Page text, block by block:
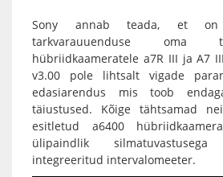
Sony annab teada, et on
tarkvarauuenduse oma
hübriidkaameratele a7R III jaA7 III
v3.00 pole lihtsalt vigade
edasiarendus mis toob
täiustused. Kõige tähtsamad
esitletud a6400
ülipaindlik
integreeritud intervalomeeter.